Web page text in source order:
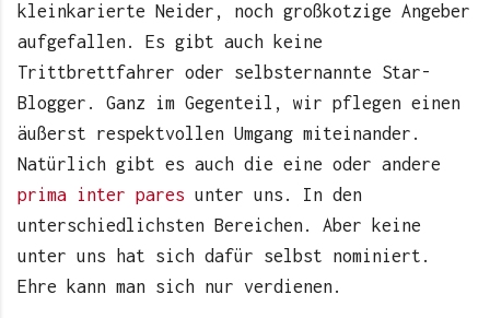
kleinkarierte Neider, noch großkotzige Angeber
aufgefallen. Es gibt auch keine
Trittbrettfahrer oder selbsternannte Star-
Blogger. Ganz im Gegenteil, wir pflegen einen
äußerst respektvollen Umgang miteinander.
Natürlich gibt es auch die eine oder andere
prima inter pares unter uns. In den
unterschiedlichsten Bereichen. Aber keine
unter uns hat sich dafür selbst nominiert.
Ehre kann man sich nur verdienen.